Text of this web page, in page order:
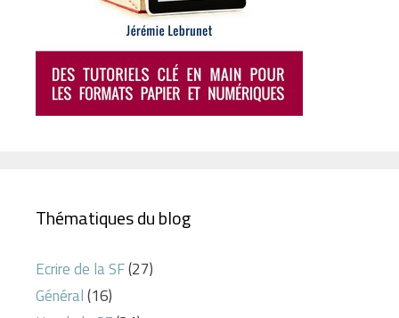
Thématiques du blog
Ecrire de la SF(27)
Général(16)